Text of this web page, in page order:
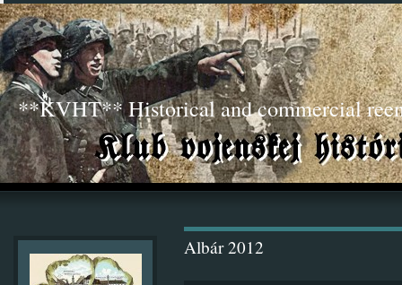
**KVHT** Historical and commercial
Albár 2012